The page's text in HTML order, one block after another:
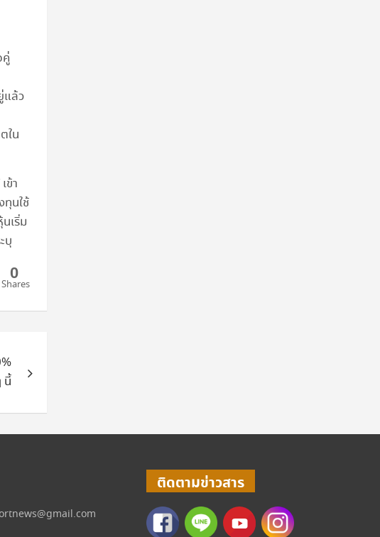
คู่
แล้ว
ใน
ข้า
ทุนใช้
เริ่ม
บุ
0
Shares
นี้
ติดตามข่าวสาร